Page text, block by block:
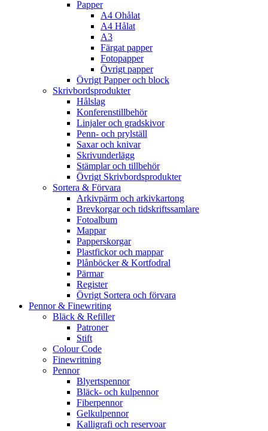
Papper
A4 Ohålat
A4 Hålat
A3
Färgat papper
Fotopapper
Övrigt papper
Övrigt Papper och block
Skrivbordsprodukter
Hålslag
Konferenstillbehör
Linjaler och gradskivor
Penn- och prylställ
Saxar och knivar
Skrivunderlägg
Stämplar och tillbehör
Övrigt Skrivbordsprodukter
Sortera & Förvara
Arkivpärm och arkivkartong
Brevkorgar och tidskriftssamlare
Fotoalbum
Mappar
Papperskorgar
Plastfickor och mappar
Plånböcker & Kortfodral
Pärmar
Register
Övrigt Sortera och förvara
Pennor & Finewriting
Bläck & Refiller
Patroner
Stift
Colour Code
Finewritning
Pennor
Blyertspennor
Bläck- och kulpennor
Fiberpennor
Gelkulpennor
Kalligrafi och reservoar